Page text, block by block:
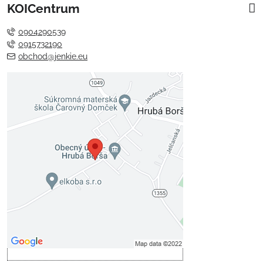
KOICentrum
0904290539
0915732190
obchod@jenkie.eu
Externý obsah je blokovaný
Voľbami súkromia
Prajete si načítať externý obsah?
Povoliť tentokrát
Povoliť a zapamätať - súhlas s